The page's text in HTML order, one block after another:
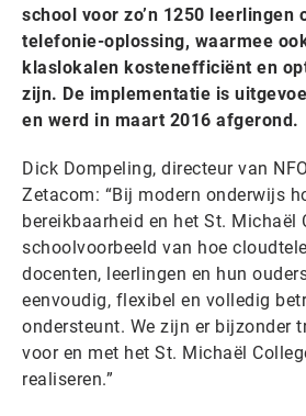
school voor zo’n 1250 leerlingen
telefonie-oplossing, waarmee
klaslokalen kostenefficiënt en
zijn. De implementatie is
en werd in maart 2016 afgerond.
Dick Dompeling, directeur van
Zetacom: “Bij modern onderwijs
bereikbaarheid en het St. Michaël
schoolvoorbeeld van hoe
docenten, leerlingen en hun
eenvoudig, flexibel en volledig
ondersteunt. We zijn er bijzonder
voor en met het St. Michaël
realiseren.”